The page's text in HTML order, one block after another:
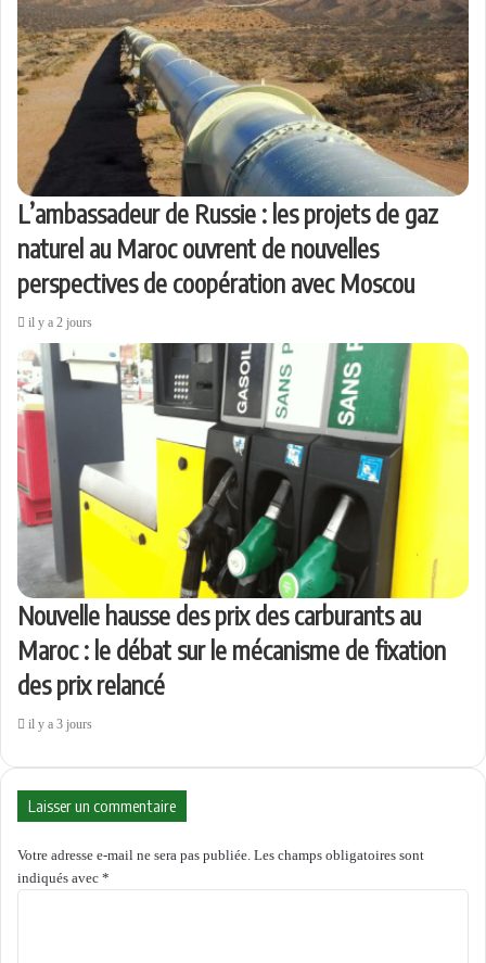
L’ambassadeur de Russie : les projets de gaz
naturel au Maroc ouvrent de nouvelles
perspectives de coopération avec Moscou
il y a 2 jours
Nouvelle hausse des prix des carburants au
Maroc : le débat sur le mécanisme de fixation
des prix relancé
il y a 3 jours
Laisser un commentaire
Votre adresse e-mail ne sera pas publiée. Les champs obligatoires sont
indiqués avec *